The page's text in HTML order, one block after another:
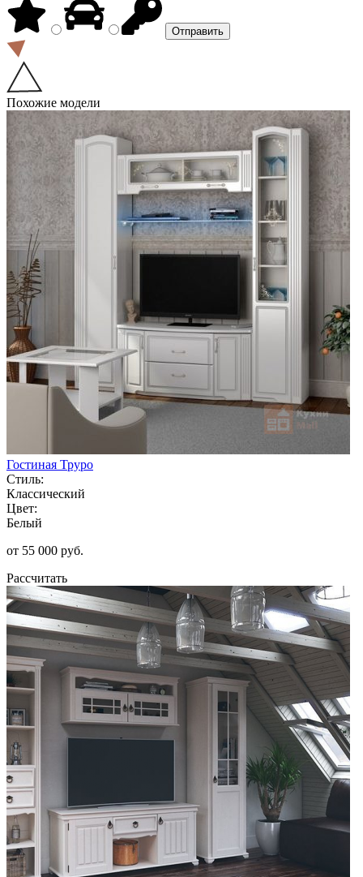
Похожие модели
Гостиная Труро
Стиль:
Классический
Цвет:
Белый
от 55 000 руб.
Рассчитать